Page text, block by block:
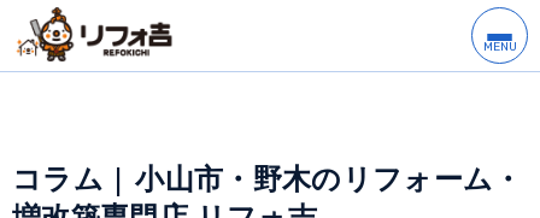
コラム | 小山市・野木のリフォーム・